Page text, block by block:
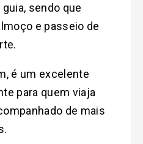
sendo que
e passeio de
é um excelente
para quem viaja
de mais